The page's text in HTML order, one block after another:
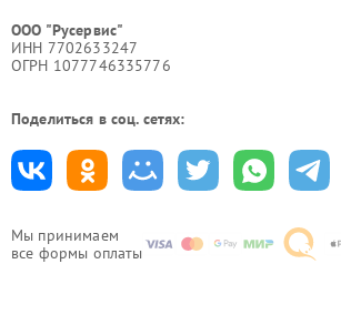
Мы принимаем
все формы оплаты
ООО "Русервис"
ИНН 7702633247
ОГРН 1077746335776
Поделиться в соц. сетях: